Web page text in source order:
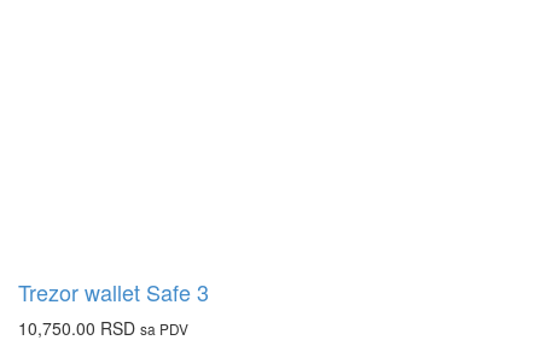
Trezor wallet Safe 3
10,750.00 RSD sa PDV